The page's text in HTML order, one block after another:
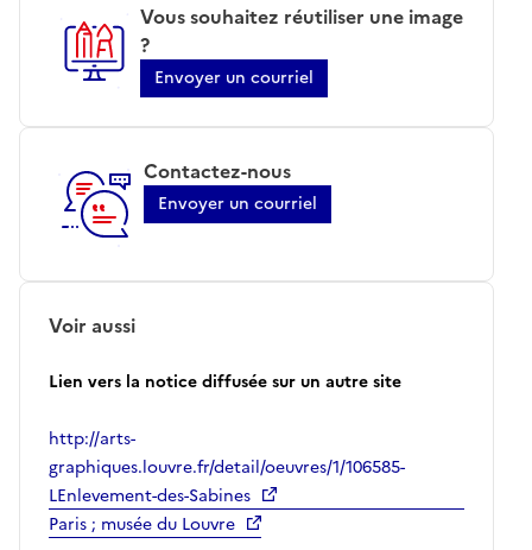
Vous souhaitez réutiliser une image
?
Envoyer un courriel
Contactez-nous
Envoyer un courriel
Voir aussi
Lien vers la notice diffusée sur un autre site
http://arts-
graphiques.louvre.fr/detail/oeuvres/1/106585-
LEnlevement-des-Sabines
Paris ; musée du Louvre